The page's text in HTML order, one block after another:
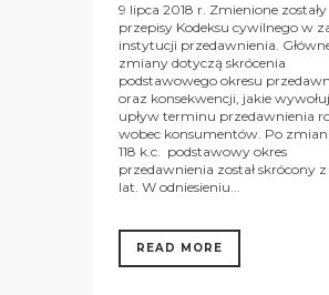
9 lipca 2018 r. Zmienione zostały
przepisy Kodeksu cywilnego w
instytucji przedawnienia.
zmiany dotyczą skrócenia
podstawowego okresu
oraz konsekwencji, jakie
upływ terminu przedawnienia
wobec konsumentów. Po
118 k.c. podstawowy okres
przedawnienia został skrócony z
lat. W odniesieniu...
READ MORE